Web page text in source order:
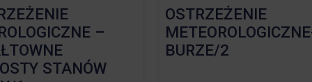
–
STANÓW
OSTRZEŻENIE
BURZE/2